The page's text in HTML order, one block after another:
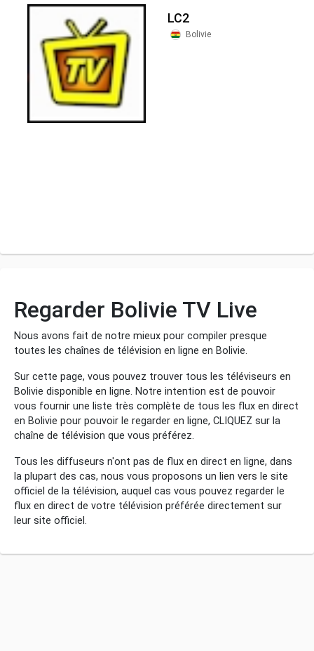
LC2
Bolivie
Regarder Bolivie TV Live
Nous avons fait de notre mieux pour compiler presque
toutes les chaînes de télévision en ligne en Bolivie.
Sur cette page, vous pouvez trouver tous les téléviseurs en
Bolivie disponible en ligne. Notre intention est de pouvoir
vous fournir une liste très complète de tous les flux en direct
en Bolivie pour pouvoir le regarder en ligne, CLIQUEZ sur la
chaîne de télévision que vous préférez.
Tous les diffuseurs n'ont pas de flux en direct en ligne, dans
la plupart des cas, nous vous proposons un lien vers le site
officiel de la télévision, auquel cas vous pouvez regarder le
flux en direct de votre télévision préférée directement sur
leur site officiel.